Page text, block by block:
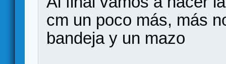
cm un poco más, más
bandeja y un mazo